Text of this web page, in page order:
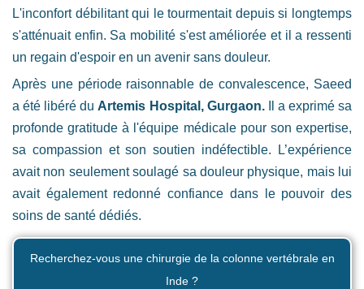
L'inconfort débilitant qui le tourmentait depuis si longtemps
s'atténuait enfin. Sa mobilité s'est améliorée et il a ressenti
un regain d'espoir en un avenir sans douleur.
Après une période raisonnable de convalescence, Saeed
a été libéré duArtemis Hospital, Gurgaon.Il a exprimé sa
profonde gratitude à l'équipe médicale pour son expertise,
sa compassion et son soutien indéfectible. L’expérience
avait non seulement soulagé sa douleur physique, mais lui
avait également redonné confiance dans le pouvoir des
soins de santé dédiés.
Recherchez-vous une chirurgie de la colonne vertébrale en
Inde ?